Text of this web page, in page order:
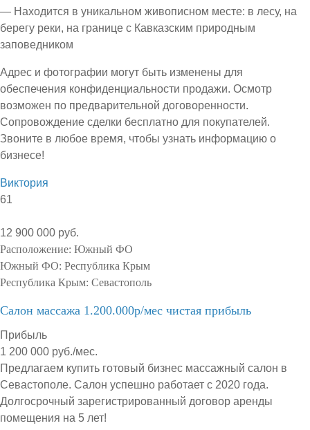
— Находится в уникальном живописном месте: в лесу, на
берегу реки, на границе с Кавказским природным
заповедником
Адрес и фотографии могут быть изменены для
обеспечения конфиденциальности продажи. Осмотр
возможен по предварительной договоренности.
Сопровождение сделки бесплатно для покупателей.
Звоните в любое время, чтобы узнать информацию о
бизнесе!
Виктория
61
12 900 000 руб.
Расположение: Южный ФО
Южный ФО: Республика Крым
Республика Крым: Севастополь
Салон массажа 1.200.000р/мес чистая прибыль
Прибыль
1 200 000 руб./мес.
Предлагаем купить готовый бизнес массажный салон в
Севастополе. Салон успешно работает с 2020 года.
Долгосрочный зарегистрированный договор аренды
помещения на 5 лет!